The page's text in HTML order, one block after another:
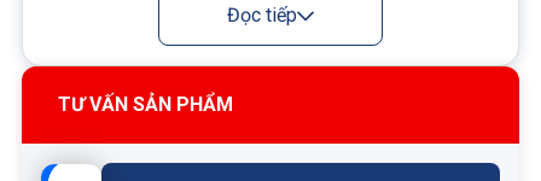
Điều khiển kín: phù hợp cho mạch cần ngăn chặn
rò chéo giữa các cổng.
Có phiên bản kèm tay xả tải thủ công (vặn theo
chiều kim đồng hồ để nhả tải).
Tính năng cơ khí
Đọc tiếp
TƯ VẤN SẢN PHẨM